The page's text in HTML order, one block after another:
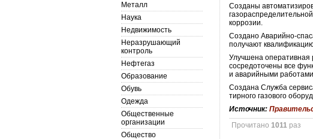
Созданы
коррозии.
Создано Аварийно-
получают
Улучшена оперативная
сосредоточены все
и аварийными
Создана Служба
тирного газового
Источник:
Прочитано1011 раз
Металл
Наука
Недвижимость
Неразрушающий
контроль
Нефтегаз
Образование
Обувь
Одежда
Общественные
организации
Общество